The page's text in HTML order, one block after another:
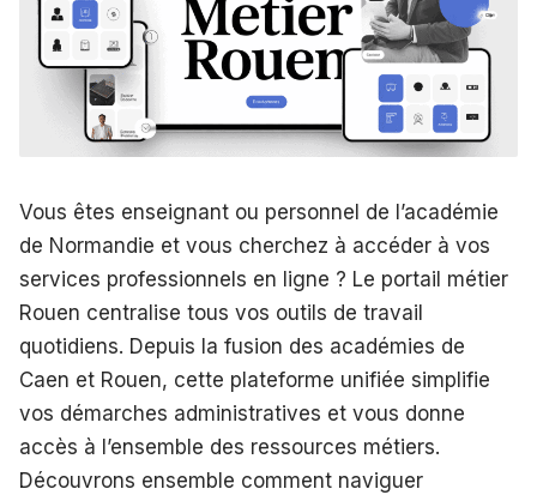
Vous êtes enseignant ou personnel de l’académie
de Normandie et vous cherchez à accéder à vos
services professionnels en ligne ? Le portail métier
Rouen centralise tous vos outils de travail
quotidiens. Depuis la fusion des académies de
Caen et Rouen, cette plateforme unifiée simplifie
vos démarches administratives et vous donne
accès à l’ensemble des ressources métiers.
Découvrons ensemble comment naviguer